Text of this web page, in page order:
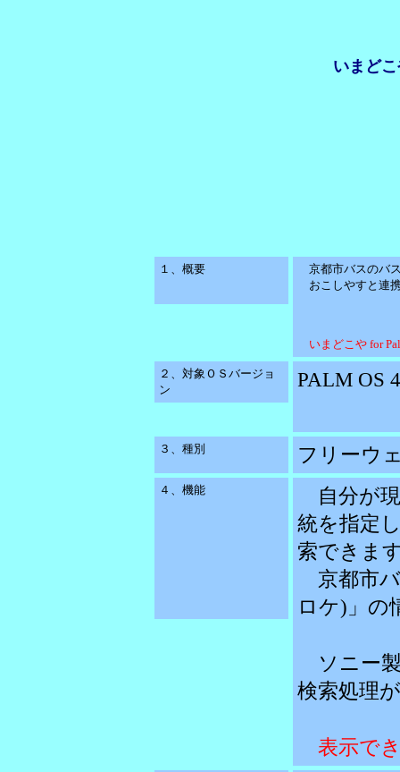
いまど
１、概要
京都市バスのバ
おこしやすと連
いまどこや for
２、対象ＯＳバージョ
ン
PALM OS
３、種別 フリーウ
４、機能
自分が
統を指定
索できま
京都市
ロケ)」の
ソニー
検索処理
表示で